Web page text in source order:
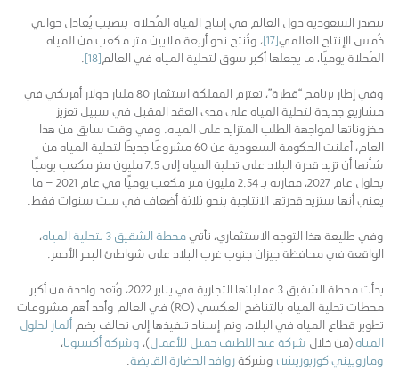
تتصدر السعودية دول العالم في إنتاج المياه المُحلاة بنصيب يُعادل حوالي
خُمس الإنتاج العالمي[17]
، وتُنتج نحو أربعة ملايين متر مكعب من المياه
المُحلاة يوميًا، ما يجعلها أكبر سوق لتحلية المياه في العالم[18]
.
وفي إطار برنامج “قطرة”، تعتزم المملكة استثمار 80 مليار دولار أمريكي في
مشاريع جديدة لتحلية المياه على مدى العقد المقبل في سبيل تعزيز
مخزوناتها لمواجهة الطلب المتزايد على المياه. وفي وقت سابق من هذا
العام، أعلنت الحكومة السعودية عن 60 مشروعًا جديدًا لتحلية المياه من
شأنها أن تزيد قدرة البلاد على تحلية المياه إلى 7.5 مليون متر مكعب يوميًا
بحلول عام 2027، مقارنة بـ 2.54 مليون متر مكعب يوميًا في عام 2021 – ما
يعني أنها ستزيد قدرتها الانتاجية بنحو ثلاثة أضعاف في ست سنوات فقط.
وفي طليعة هذا التوجه الاستثماري، تأتيمحطة الشقيق 3 لتحلية المياه
،
الواقعة في محافظة جيزان جنوب غرب البلاد على شواطئ البحر الأحمر.
بدأت محطة الشقيق 3 عملياتها التجارية في يناير 2022، وُتعد واحدة من أكبر
محطات تحلية المياه بالتناضح العكسي (RO) في العالم وأحد أهم مشروعات
تطوير قطاع المياه في البلاد، وتم إسناد تنفيذها إلى تحالف يضم ألمار لحلول
المياه(من خلال شركة عبد اللطيف جميل للأعمال)، وشركة أكسيونا،
وماروبيني كوربوريشن وشركةروافد الحضارة القابضة.